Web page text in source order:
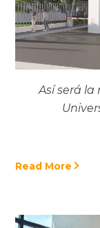
Así será
Read More